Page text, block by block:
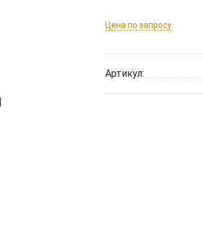
Цена по запросу
Артикул: